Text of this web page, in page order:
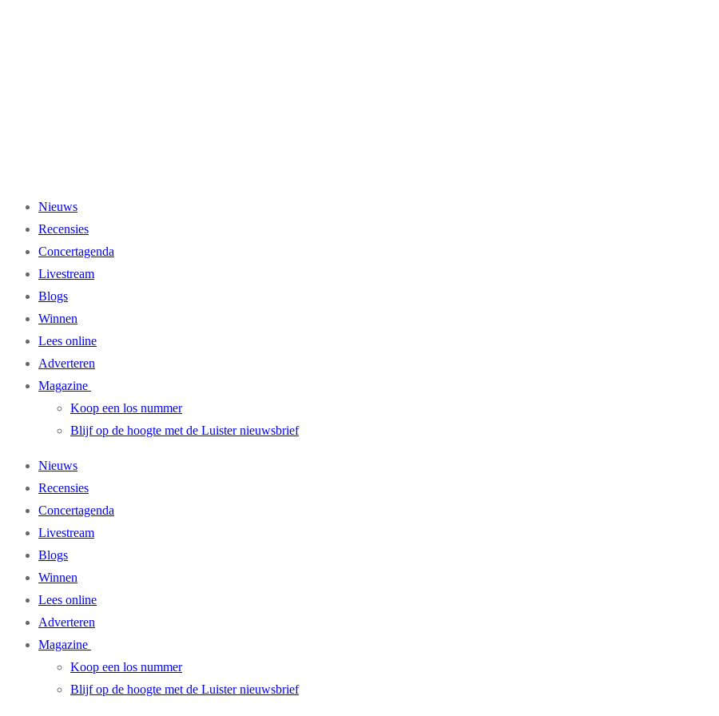
Nieuws
Recensies
Concertagenda
Livestream
Blogs
Winnen
Lees online
Adverteren
Magazine
Koop een los nummer
Blijf op de hoogte met de Luister nieuwsbrief
Nieuws
Recensies
Concertagenda
Livestream
Blogs
Winnen
Lees online
Adverteren
Magazine
Koop een los nummer
Blijf op de hoogte met de Luister nieuwsbrief